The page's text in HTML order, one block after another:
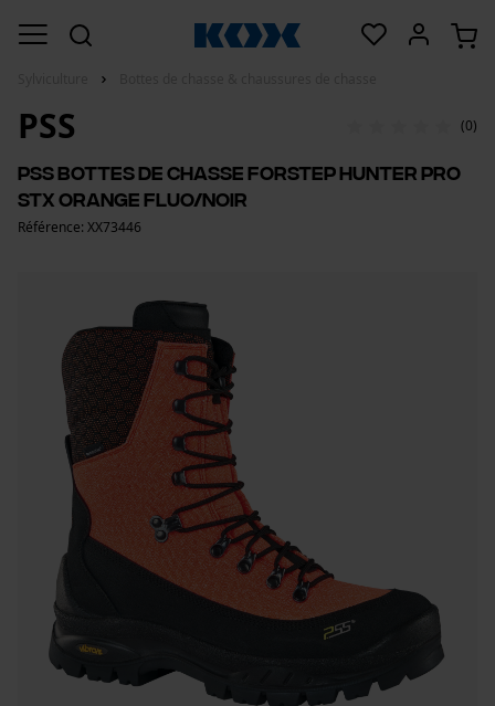
PSS (0)
PSS Bottes de chasse Forstep Hunter Pro
STX Orange fluo/Noir
Référence: XX73446